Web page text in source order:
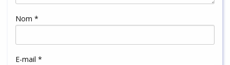
Nom *
E-mail *